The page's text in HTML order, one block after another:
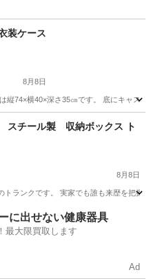
装ケース
8月8日
縦74×横40×深さ35㎝です。 底にキャス
ケース
チール製 収納ボックス ト
8月8日
トランクです。 実家でも誰も来歴を把
に出せない健康器具
最大限買取します
Ad